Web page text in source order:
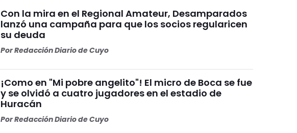
Con la mira en el Regional Amateur, Desamparados
lanzó una campaña para que los socios regularicen
su deuda
PorRedacción Diario de Cuyo
¡Como en "Mi pobre angelito"! El micro de Boca se fue
y se olvidó a cuatro jugadores en el estadio de
Huracán
PorRedacción Diario de Cuyo